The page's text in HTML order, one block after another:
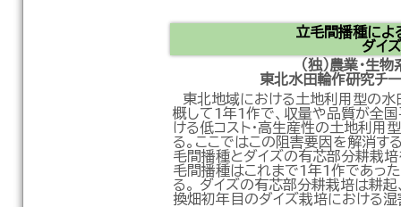
立毛間播種によ
ダイ
（独）農業・
東北水田輪作研究
東北地域における土地利用型の水
概して1年1作で、収量や品質が全国
ける低コスト・高生産性の土地利
る。ここではこの阻害要因を解消す
毛間播種とダイズの有芯部分耕栽培
毛間播種はこれまで1年1作であっ
る。 ダイズの有芯部分耕栽培は耕
換畑初年目のダイズ栽培における湿